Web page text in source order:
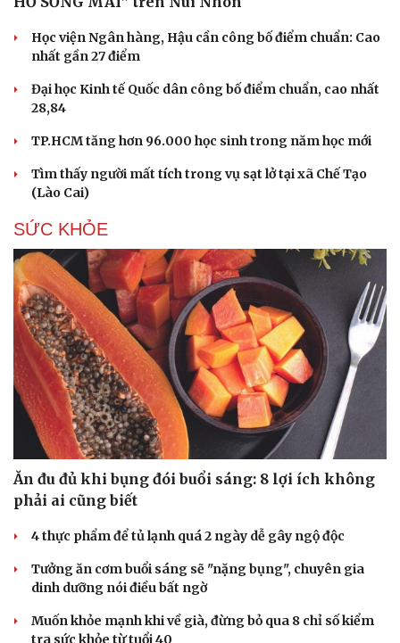
Học viện Ngân hàng, Hậu cần công bố điểm chuẩn: Cao
nhất gần 27 điểm
Đại học Kinh tế Quốc dân công bố điểm chuẩn, cao nhất
28,84
TP.HCM tăng hơn 96.000 học sinh trong năm học mới
Tìm thấy người mất tích trong vụ sạt lở tại xã Chế Tạo
(Lào Cai)
SỨC KHỎE
Ăn đu đủ khi bụng đói buổi sáng: 8 lợi ích không
phải ai cũng biết
4 thực phẩm để tủ lạnh quá 2 ngày dễ gây ngộ độc
Tưởng ăn cơm buổi sáng sẽ "nặng bụng", chuyên gia
dinh dưỡng nói điều bất ngờ
Muốn khỏe mạnh khi về già, đừng bỏ qua 8 chỉ số kiểm
tra sức khỏe từ tuổi 40